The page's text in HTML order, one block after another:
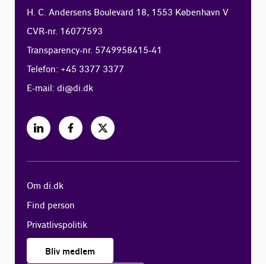
H. C. Andersens Boulevard 18, 1553 København V
CVR-nr. 16077593
Transparency-nr. 5749958415-41
Telefon: +45 3377 3377
E-mail:di@di.dk
Om di.dk
Find person
Privatlivspolitik
Bliv medlem